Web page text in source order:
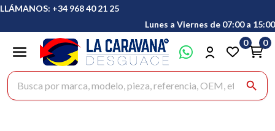
LLÁMANOS: +34 968 40 21 25
Lunes a Viernes de 07:00 a 15:00
Buscar productos
search
0 0